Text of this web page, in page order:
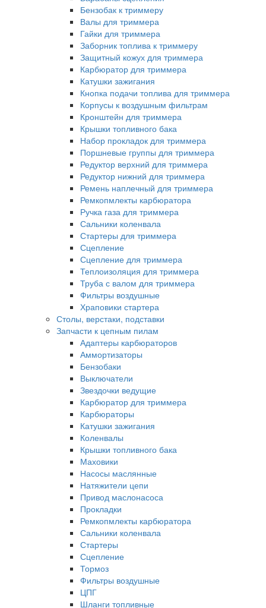
Бензобак к триммеру
Валы для триммера
Гайки для триммера
Заборник топлива к триммеру
Защитный кожух для триммера
Карбюратор для триммера
Катушки зажигания
Кнопка подачи топлива для триммера
Корпусы к воздушным фильтрам
Кронштейн для триммера
Крышки топливного бака
Набор прокладок для триммера
Поршневые группы для триммера
Редуктор верхний для триммера
Редуктор нижний для триммера
Ремень наплечный для триммера
Ремкопмлекты карбюратора
Ручка газа для триммера
Сальники коленвала
Стартеры для триммера
Сцепление
Сцепление для триммера
Теплоизоляция для триммера
Труба с валом для триммера
Фильтры воздушные
Храповики стартера
Столы, верстаки, подставки
Запчасти к цепным пилам
Адаптеры карбюраторов
Аммортизаторы
Бензобаки
Выключатели
Звездочки ведущие
Карбюратор для триммера
Карбюраторы
Катушки зажигания
Коленвалы
Крышки топливного бака
Маховики
Насосы маслянные
Натяжители цепи
Привод маслонасоса
Прокладки
Ремкопмлекты карбюратора
Сальники коленвала
Стартеры
Сцепление
Тормоз
Фильтры воздушные
ЦПГ
Шланги топливные